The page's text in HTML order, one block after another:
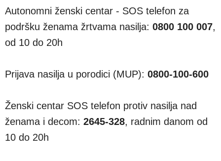
Autonomni ženski centar - SOS telefon za
podršku ženama žrtvama nasilja: 0800 100 007,
od 10 do 20h
Prijava nasilja u porodici (MUP): 0800-100-600
Ženski centar SOS telefon protiv nasilja nad
ženama i decom: 2645-328, radnim danom od
10 do 20h